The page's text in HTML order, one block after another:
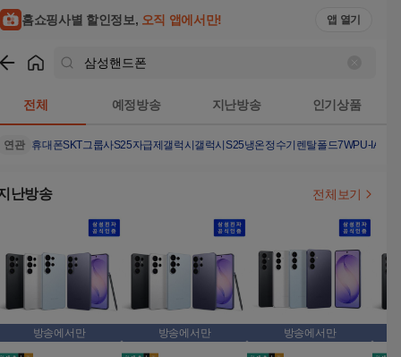
홈쇼핑사별 할인정보, 오직 앱에서만! 앱 열기
전체 예정방송 지난방송 인기상품
연관 휴대폰SKT그룹사S25자급제 갤럭시 갤럭시S25냉온정수기렌탈폴드7WPU-
난방송 전체보기
방송에서만 방송에서만 방송에서만